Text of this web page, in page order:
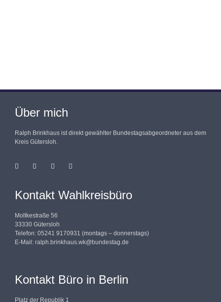
Über mich
Ralph Brinkhaus ist direkt gewählter Bundestagsabgeordneter aus dem
Kreis Gütersloh.
Kontakt Wahlkreisbüro
Moltkestraße 56
33330 Gütersloh
Telefon: 05241 9170931 (montags – donnerstags)
E-Mail: ralph.brinkhaus.wk@bundestag.de
Kontakt Büro in Berlin
Platz der Republik 1